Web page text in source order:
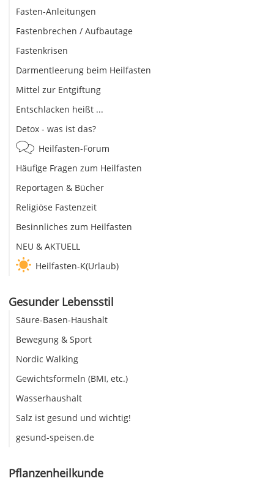
Fasten-Anleitungen
Fastenbrechen / Aufbautage
Fastenkrisen
Darmentleerung beim Heilfasten
Mittel zur Entgiftung
Entschlacken heißt ...
Detox - was ist das?
Heilfasten-Forum
Häufige Fragen zum Heilfasten
Reportagen & Bücher
Religiöse Fastenzeit
Besinnliches zum Heilfasten
NEU & AKTUELL
Heilfasten-K(Urlaub)
Gesunder Lebensstil
Säure-Basen-Haushalt
Bewegung & Sport
Nordic Walking
Gewichtsformeln (BMI, etc.)
Wasserhaushalt
Salz ist gesund und wichtig!
gesund-speisen.de
Pflanzenheilkunde